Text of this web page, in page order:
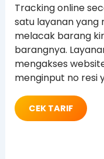
Tracking online
satu layanan yang
melacak barang
barangnya.
mengakses
menginput no resi
CEK TARIF